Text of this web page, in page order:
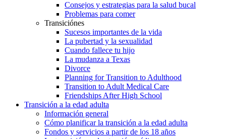
Consejos y estrategias para la salud bucal
Problemas para comer
Transiciónes
Sucesos importantes de la vida
La pubertad y la sexualidad
Cuando fallece tu hijo
La mudanza a Texas
Divorce
Planning for Transition to Adulthood
Transition to Adult Medical Care
Friendships After High School
Transición a la edad adulta
Información general
Cómo planificar la transición a la edad adulta
Fondos y servicios a partir de los 18 años